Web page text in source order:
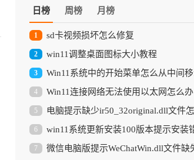
日榜 周榜 月榜
1 sd卡视频损坏怎么修复
2 win11调整桌面图标大小教程
3
4 Win11连接网络无法使用以太网怎么办
5
6
7